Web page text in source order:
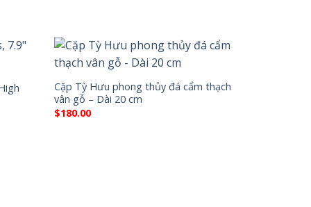
Cặp Tỳ Hưu phong thủy đá cẩm thạch
vân gỗ – Dài 20 cm
$180.00